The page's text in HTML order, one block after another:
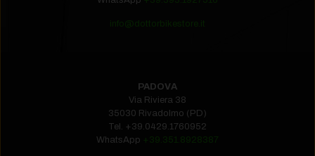
info@dottorbikestore.it
PADOVA
Via Riviera 38
35030 Rivadolmo (PD)
Tel. +39.0429.1760952‬
WhatsApp +39.351.8928387